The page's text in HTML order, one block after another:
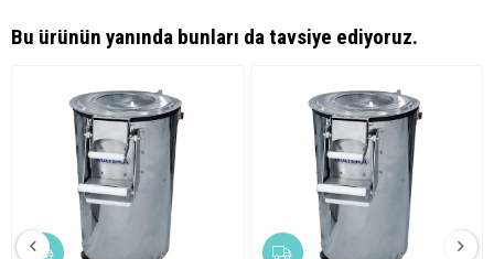
Bu ürünün yanında bunları da tavsiye ediyoruz.